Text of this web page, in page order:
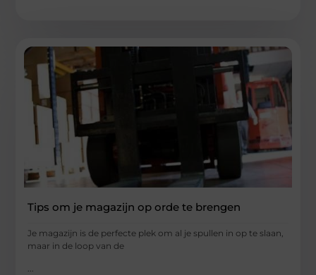
Tips om je magazijn op orde te brengen
Je magazijn is de perfecte plek om al je spullen in op te slaan,
maar in de loop van de
...